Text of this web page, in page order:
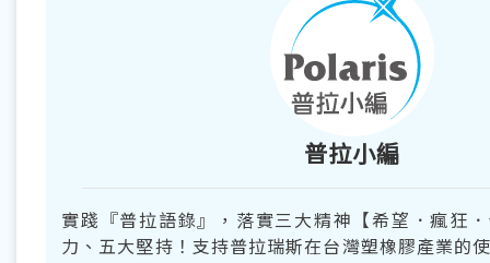
普拉小編
實踐『普拉語錄』，落實三大精神【希望．瘋狂
力、五大堅持！支持普拉瑞斯在台灣塑橡膠產業的